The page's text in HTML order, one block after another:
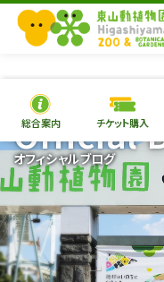
総合案内 チケット購入
オフィシャルブログ
Official